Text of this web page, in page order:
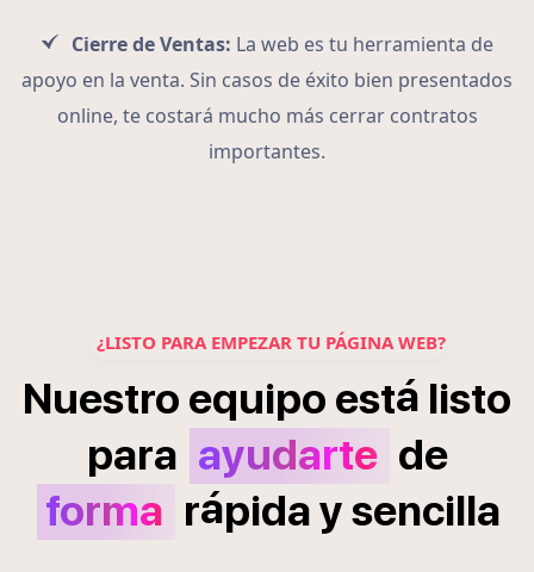
Cierre de Ventas: La web es tu herramienta de
apoyo en la venta. Sin casos de éxito bien presentados
online, te costará mucho más cerrar contratos
importantes.
¿LISTO PARA EMPEZAR TU PÁGINA WEB?
Nuestro equipo está listo
para ayudarte de
forma rápidaysencilla